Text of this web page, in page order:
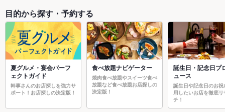
目的から探す・予約する
夏グルメ・宴会パーフ
ェクトガイド
幹事さんのお店探しを強力サ
ポート！お店探しの決定版！
食べ放題ナビゲーター
焼肉食べ放題やスイーツ食べ
放題など食べ放題お店探しの
決定版！
誕生日・記念日プ
ュース
誕生日や記念日のお祝
用したいお店を徹底リ
チ！